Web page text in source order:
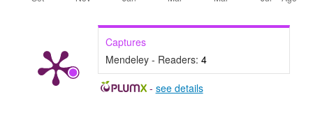
Captures
Mendeley - Readers: 4
- see details